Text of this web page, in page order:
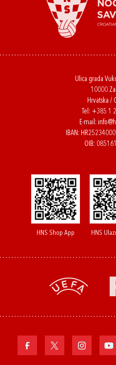
Ulica grada
10000
Hrvatska /
Tel: +385 1
E-mail:
IBAN:
OIB:
HNS Shop App HNS